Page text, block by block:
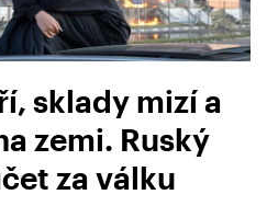
sklady mizí a
zemi. Ruský
za válku